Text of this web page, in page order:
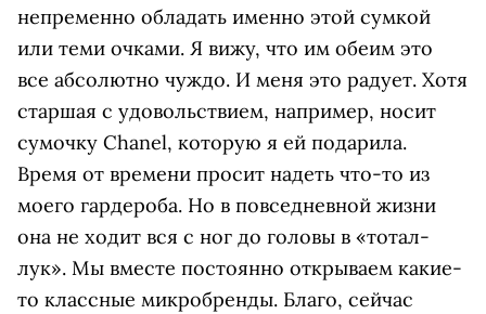
непременно обладать именно этой сумкой
или теми очками. Я вижу, что им обеим это
все абсолютно чуждо. И меня это радует. Хотя
старшая с удовольствием, например, носит
сумочку Chanel, которую я ей подарила.
Время от времени просит надеть что-то из
моего гардероба. Но в повседневной жизни
она не ходит вся с ног до головы в «тотал-
лук». Мы вместе постоянно открываем какие-
то классные микробренды. Благо, сейчас